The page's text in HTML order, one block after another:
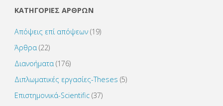
ΚΑΤΗΓΟΡΙΕΣ ΑΡΘΡΩΝ
Απόψεις επί απόψεων(19)
Άρθρα (22)
Διανοήματα(176)
Διπλωματικές εργασίες-Theses (5)
Επιστημονικά-Scientific(37)